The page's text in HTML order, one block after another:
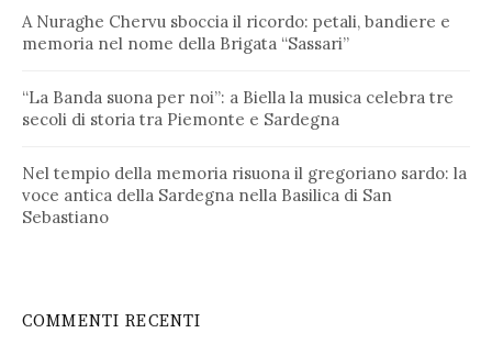
A Nuraghe Chervu sboccia il ricordo: petali, bandiere e
memoria nel nome della Brigata “Sassari”
“La Banda suona per noi”: a Biella la musica celebra tre
secoli di storia tra Piemonte e Sardegna
Nel tempio della memoria risuona il gregoriano sardo: la
voce antica della Sardegna nella Basilica di San
Sebastiano
COMMENTI RECENTI